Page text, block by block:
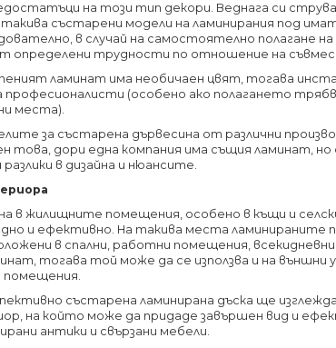
на този тип декори. Веднага си
състарени модели на ламинирания под
в случай на самостоятелно полагане
определени трудности по отношение на
ламинат има необичаен цвят, тогава
професионалисти (особено ако полагането
места).
за състарена дървесина от различни
това, дори една компания има същия ламинат,
в дизайна и нюансите.
в жилищните помещения, особено в къщи и
и ефективно. На такива места ламинираните
в спални, работни помещения, всекидневни,
тогава той може да се използва и на външни
помещения.
състарена ламинирана дъска ще
на който може да придаде завършен вид и
антики и свързани мебели.